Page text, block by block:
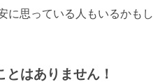
に思っている人もいるかもし
はありません！